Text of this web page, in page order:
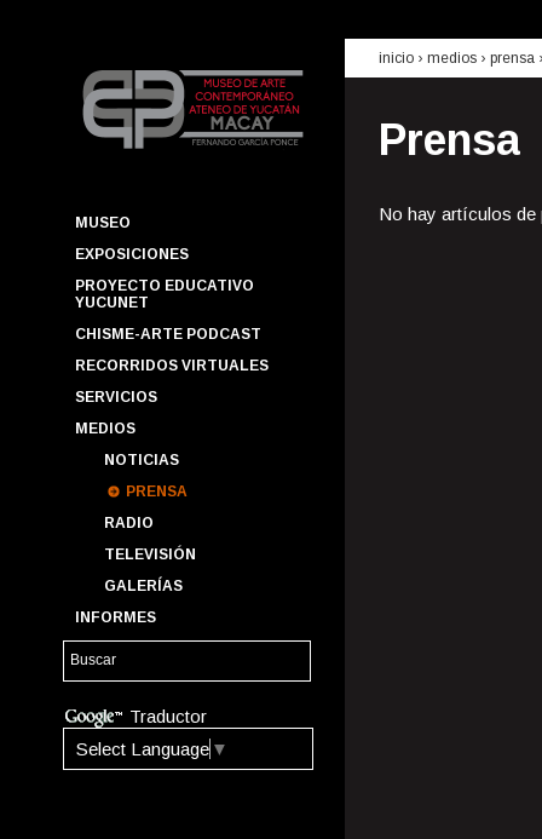
MUSEO
EXPOSICIONES
PROYECTO EDUCATIVO
YUCUNET
CHISME-ARTE PODCAST
RECORRIDOS VIRTUALES
SERVICIOS
MEDIOS
NOTICIAS
PRENSA
RADIO
TELEVISIÓN
GALERÍAS
INFORMES
Traductor
Select Language ▼
inicio › medios › prensa
Prensa
No hay artículos de